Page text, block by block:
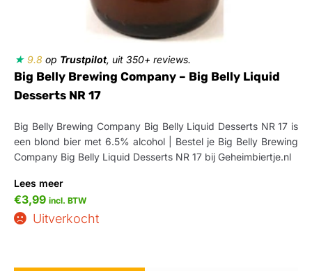
★ 9.8 op Trustpilot, uit 350+ reviews.
Big Belly Brewing Company – Big Belly Liquid
Desserts NR 17
Big Belly Brewing Company Big Belly Liquid Desserts NR 17 is
een blond bier met 6.5% alcohol | Bestel je Big Belly Brewing
Company Big Belly Liquid Desserts NR 17 bij Geheimbiertje.nl
Lees meer
€3,99 incl. BTW
Uitverkocht